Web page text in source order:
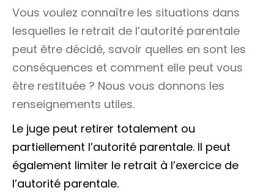
Vous voulez connaître les situations dans
lesquelles le retrait de l’autorité parentale
peut être décidé, savoir quelles en sont les
conséquences et comment elle peut vous
être restituée ? Nous vous donnons les
renseignements utiles.
Le juge peut retirer totalement ou
partiellement l’autorité parentale. Il peut
également limiter le retrait à l’exercice de
l’autorité parentale.